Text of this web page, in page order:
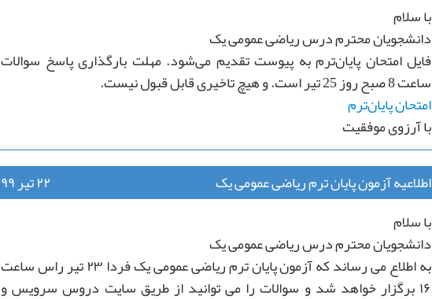
با سلام
دانشجویان محترم درس ریاضی عمومی یک
فایل امتحان پایان‌ترم به پیوست تقدیم می‌شود. مهلت بارگذاری پاسخ سوالات
ساعت 8 صبح روز 25 تیر است. و هیچ تاخیری قابل قبول نیست.
امتحان پایان‌ترم
با آرزوی موفقیت
⁨اطلاعیه آزمون پایان ترم ریاضی عمومی یک⁩⁩
۲۲ تیر ۹۹
با سلام
دانشجویان محترم درس ریاضی عمومی یک
به اطلاع می رساند که آزمون پایان ترم ریاضی عمومی یک فردا ۲۳ تیر راس ساعت
۱۶ برگزار خواهد شد و سوالات را می توانید از طریق سایت دروس سرویس و